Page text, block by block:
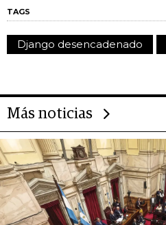
TAGS
Django desencadenado
Más noticias